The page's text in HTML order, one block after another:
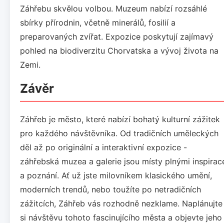
Záhřebu skvělou volbou. Muzeum nabízí rozsáhlé
sbírky přírodnin, včetně minerálů, fosilií a
preparovaných zvířat. Expozice poskytují zajímavý
pohled na biodiverzitu Chorvatska a vývoj života na
Zemi.
Závěr
Záhřeb je město, které nabízí bohatý kulturní zážitek
pro každého návštěvníka. Od tradičních uměleckých
děl až po originální a interaktivní expozice -
záhřebská muzea a galerie jsou místy plnými
a poznání. Ať už jste milovníkem klasického umění,
moderních trendů, nebo toužíte po netradičních
zážitcích, Záhřeb vás rozhodně nezklame. Naplánujte
si návštěvu tohoto fascinujícího města a objevte jeho